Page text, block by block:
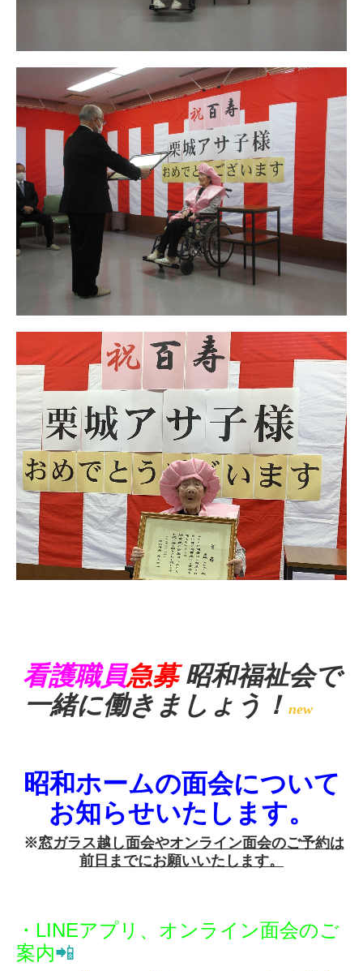
看護職員急募 昭和福祉会で
一緒に働きましょう！ new
昭和ホームの面会について
お知らせいたします。
※窓ガラス越し面会やオンライン面会のご予約は
前日までにお願いいたします。
・LINEアプリ、オンライン面会のご
案内📲